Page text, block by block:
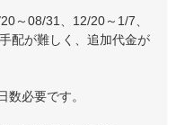
～08/31、12/20～1/7、
配が難しく、追加代金が
必要です。